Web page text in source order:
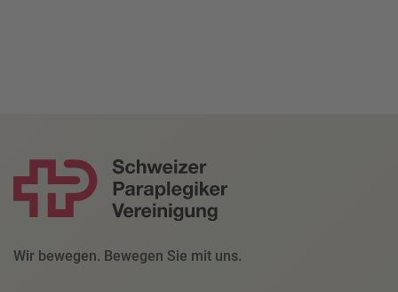
Wir bewegen. Bewegen Sie mit uns.